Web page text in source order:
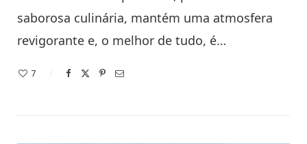
saborosa culinária, mantém uma atmosfera
revigorante e, o melhor de tudo, é…
7